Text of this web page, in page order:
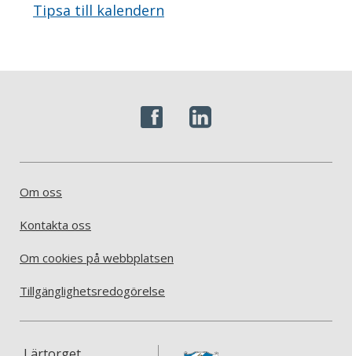
Tipsa till kalendern
Om oss
Kontakta oss
Om cookies på webbplatsen
Tillgänglighetsredogörelse